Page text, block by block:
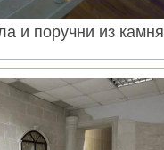
Подробнее
и поручни из камня